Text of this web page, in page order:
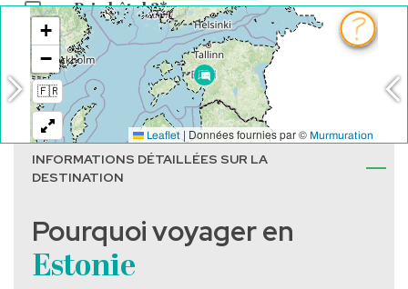
Prix hôtel 3*
43€
Salaire moyen
1212
INFORMATIONS DÉTAILLÉES SUR LA
DESTINATION
Pourquoi voyager en
Estonie